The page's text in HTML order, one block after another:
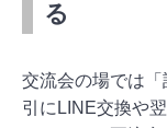
る
交流会の場では
引にLINE交換や